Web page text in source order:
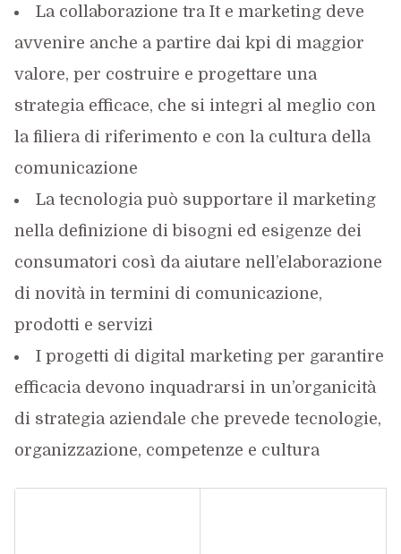
La collaborazione tra It e marketing deve
avvenire anche a partire dai kpi di maggior
valore, per costruire e progettare una
strategia efficace, che si integri al meglio con
la filiera di riferimento e con la cultura della
comunicazione
La tecnologia può supportare il marketing
nella definizione di bisogni ed esigenze dei
consumatori così da aiutare nell’elaborazione
di novità in termini di comunicazione,
prodotti e servizi
I progetti di digital marketing per garantire
efficacia devono inquadrarsi in un’organicità
di strategia aziendale che prevede tecnologie,
organizzazione, competenze e cultura